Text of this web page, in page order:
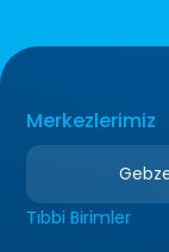
Merkezlerimiz
Tıbbi Birimler